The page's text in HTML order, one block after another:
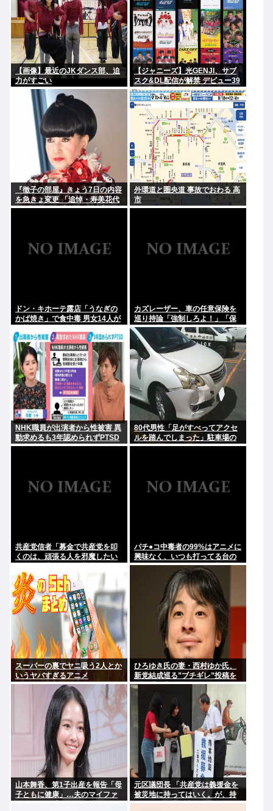
【画像】最近のJKダンス部、迫
力がすごい
【ジャニーズ】光GENJI、サブ
スク&DL配信が解禁 デビュー39
周年迎える8月19日から40周年
まで1年かけてリリース当時の日
付に順次配信予定
『徹子の部屋』きょう7日の内容
を急きょ変更 「追悼・寿美花代
さん」放送へ 当初の予定「放送
外環道と圏央道 事故でおわる 高
市
ドン・キホーテ露店「うなぎの
かば焼き」で食中毒 男女14人が
ラ属の菌検出
カズレーザー、車の任意保険を
巡り持論「強制しろよ！」「保
険にも入れないヤツは運転すん
なよ」
NHK職員が出演者から性被害 異
動求めるも3年認められずPTSD
に 加害者側が釈明も… 月岡ツキ
80代男性「足がすべってアクセ
ルを踏んでしまった」駐車場の
壁に衝突
共産党信者「募金で共産党を叩
くのは、頑張る人を邪魔したい
のせい」
パチ●コ中毒者の99%はアニメに
興味なく、いつも打ってる台の
原作も知らないという不都合な
スーパーの裏でヤニ吸う2人とか
いうヤバすぎるアニメ
ひろゆき氏の妻・西村ゆか氏、
新党結成巡る”ブチギレ”投稿を
謝罪「配慮に欠けた行動でし
た」 夫婦で投稿
山本舞香、第1子出産を報告「母
子ともに健康」…夫のマイファ
元区議団長 「共産党は義援金を
被災地に持ってはいく。が、持
って行った先で党の活動のため